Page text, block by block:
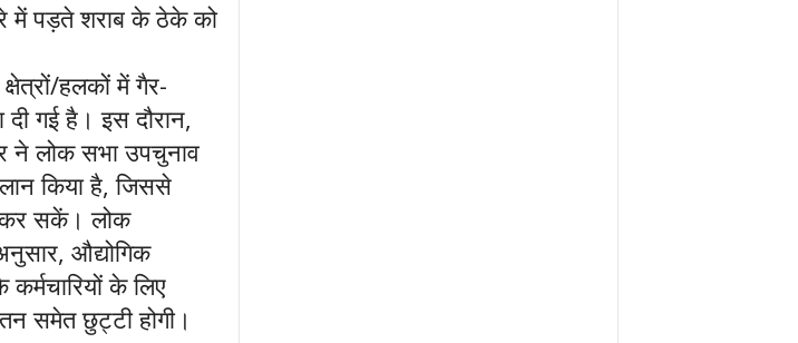
में पड़ते शराब के ठेके को
हलकों में गैर-
गई है। इस दौरान,
ने लोक सभा उपचुनाव
किया है, जिससे
कर सकें। लोक
औद्योगिक
के लिए
समेत छुट्टी होगी।